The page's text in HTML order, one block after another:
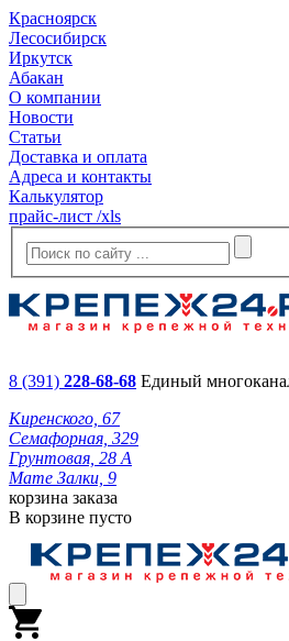
Красноярск
Лесосибирск
Иркутск
Абакан
О компании
Новости
Статьи
Доставка и оплата
Адреса и контакты
Калькулятор
прайс-лист /xls
8 (391) 228-68-68 Единый
Киренского, 67
Семафорная, 329
Грунтовая, 28 А
Мате Залки, 9
корзина заказа
В корзине пусто